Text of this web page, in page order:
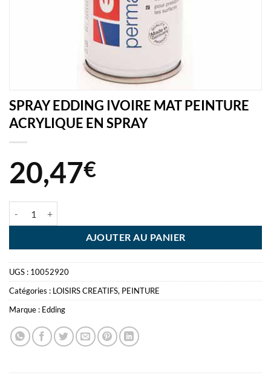
SPRAY EDDING IVOIRE MAT PEINTURE
ACRYLIQUE EN SPRAY
20,47€
AJOUTER AU PANIER
UGS : 10052920
Catégories : LOISIRS CREATIFS, PEINTURE
Marque : Edding